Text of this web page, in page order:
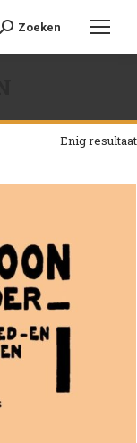
Search:Zoeken
Enig resultaat